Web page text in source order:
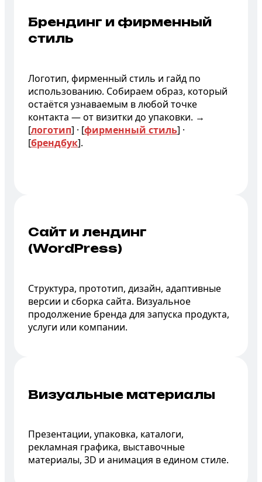
Брендинг и фирменный
стиль
Логотип, фирменный стиль и гайд по
использованию. Собираем образ, который
остаётся узнаваемым в любой точке
контакта — от визитки до упаковки. →
[логотип] · [фирменный стиль] ·
[брендбук].
Сайт и лендинг
(WordPress)
Структура, прототип, дизайн, адаптивные
версии и сборка сайта. Визуальное
продолжение бренда для запуска продукта,
услуги или компании.
Визуальные материалы
Презентации, упаковка, каталоги,
рекламная графика, выставочные
материалы, 3D и анимация в едином стиле.